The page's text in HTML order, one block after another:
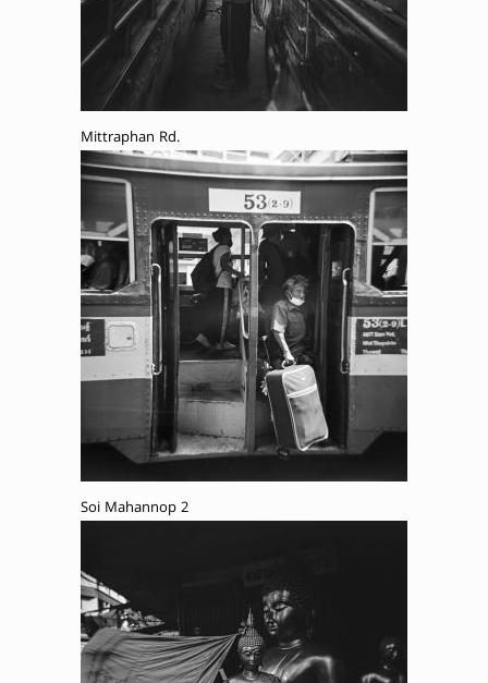
Mittraphan Rd.
Soi Mahannop 2